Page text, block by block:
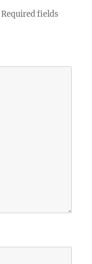
Required fields